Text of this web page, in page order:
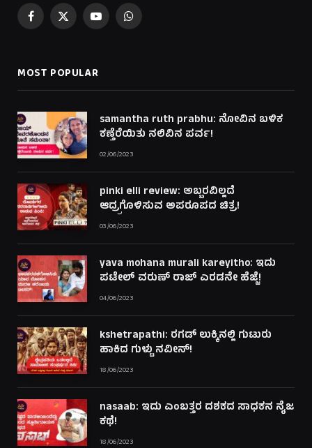
Facebook
X
YouTubeWhatsApp
MOST POPULAR
samantha ruth prabhu: ನೋವಿನ ಬಳಿಕ
ಕಣ್ತೆರೆಯಿತು ನಲಿವಿನ ಪರ್ವ!
02/06/2023
pinki elli review: ಅಬ್ಬರವಿಲ್ಲದೆ
ಆದ್ರ್ರಗೊಳಿಸುವ ಅಪರೂಪದ ಚಿತ್ರ!
03/06/2023
yava mohana murali kareyitho: ಇದು
ಪಟೇಲ್ ವರುಣ್ ರಾಜ್ ಎರಡನೇ ಹೆಜ್ಜೆ!
04/06/2023
kshetrapathi: ರಗಡ್ ಲುಕ್ಕಿನಲ್ಲಿ ಗುಟುರು
ಹಾಕಿದ ಗುಳ್ಟು ನವೀನ್!
18/06/2023
nasaab: ಇದು ಎಂಬತ್ತರ ದಶಕದ ಸಾಧಕನ ನೈಜ
ಕಥೆ!
18/06/2023